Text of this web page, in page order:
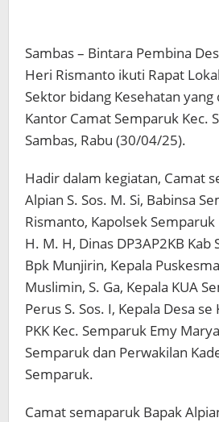
Sambas – Bintara Pembina
Heri Rismanto ikuti Rapat
Sektor bidang Kesehatan yang
Kantor Camat Semparuk Kec.
Sambas, Rabu (30/04/25).
Hadir dalam kegiatan, Camat
Alpian S. Sos. M. Si, Babinsa
Rismanto, Kapolsek Semparuk
H. M. H, Dinas DP3AP2KB Kab
Bpk Munjirin, Kepala
Muslimin, S. Ga, Kepala KUA
Perus S. Sos. I, Kepala Desa
PKK Kec. Semparuk Emy
Semparuk dan Perwakilan
Semparuk.
Camat semaparuk Bapak